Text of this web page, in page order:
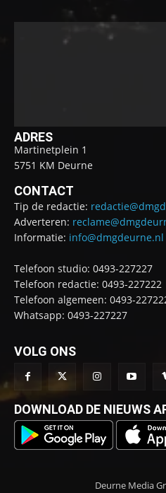
ADRES
Martinetplein 1
5751 KM Deurne
CONTACT
Tip de redactie:
Adverteren:
Informatie: info@dmgdeurne.nl
Telefoon studio: 0493-227227
Telefoon redactie: 0493-227222
Telefoon algemeen: 0493-
Whatsapp: 0493-227227
VOLG ONS
DOWNLOAD DE NIEUWS
Deurne Media